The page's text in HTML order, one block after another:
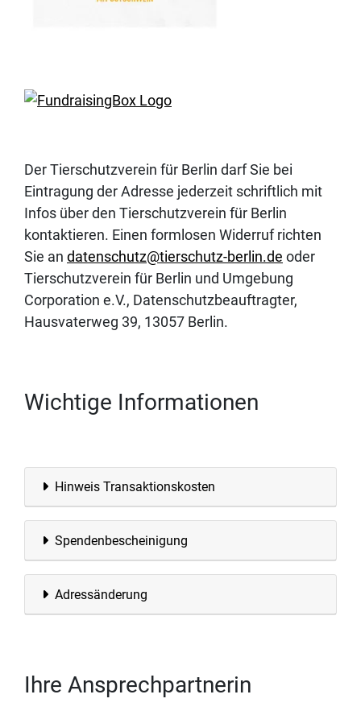
Der Tierschutzverein für Berlin darf Sie bei
Eintragung der Adresse jederzeit schriftlich mit
Infos über den Tierschutzverein für Berlin
kontaktieren. Einen formlosen Widerruf richten
Sie an datenschutz@tierschutz-berlin.de oder
Tierschutzverein für Berlin und Umgebung
Corporation e.V., Datenschutzbeauftragter,
Hausvaterweg 39, 13057 Berlin.
Wichtige Informationen
Hinweis Transaktionskosten
Spendenbescheinigung
Adressänderung
Ihre Ansprechpartnerin